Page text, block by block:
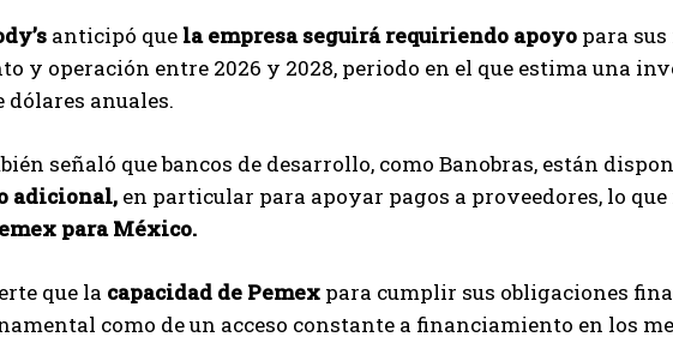
anticipó que la empresa seguirá requiriendo apoyo para
y operación entre 2026 y 2028, periodo en el que estima una
anuales.
señaló que bancos de desarrollo, como Banobras, están
adicional, en particular para apoyar pagos a proveedores, lo
para México.
que la capacidad de Pemex para cumplir sus obligaciones
como de un acceso constante a financiamiento en los